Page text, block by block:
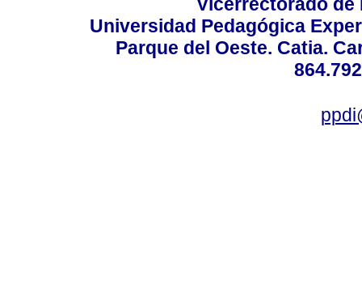
Vicerrectorado
Universidad Pedagógica
Parque del Oeste. Catia.